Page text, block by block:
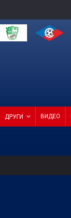
ДРУГИ ВИДЕО